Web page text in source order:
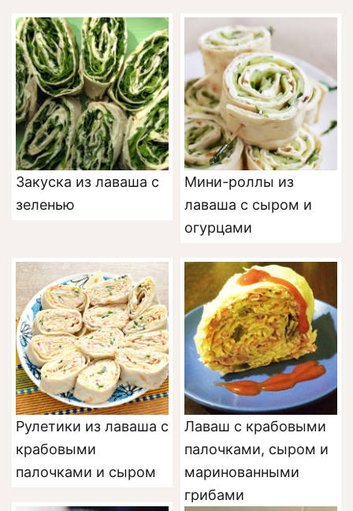
Закуска из лаваша с
зеленью
Мини-роллы из
лаваша с сыром и
огурцами
Рулетики из лаваша с
крабовыми
палочками и сыром
Лаваш с крабовыми
палочками, сыром и
маринованными
грибами